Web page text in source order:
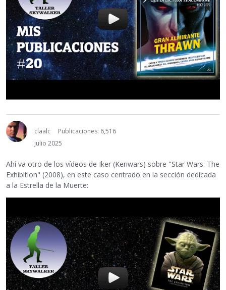
claalc
Publicaciones: 6,516
julio 2025
Ahí va otro de los vídeos de Iker (Keriwars) sobre "Star Wars: The
Exhibition" (2008), en este caso centrado en la sección dedicada
a la Estrella de la Muerte: